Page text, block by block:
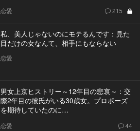
恋愛 215
私、美人じゃないのにモテるんです：見た
目だけの女なんて、相手にもならない
恋愛
男女上京ヒストリー～12年目の悲哀～：交
際2年目の彼氏がいる30歳女。プロポーズ
を期待していたのに…
恋愛 44